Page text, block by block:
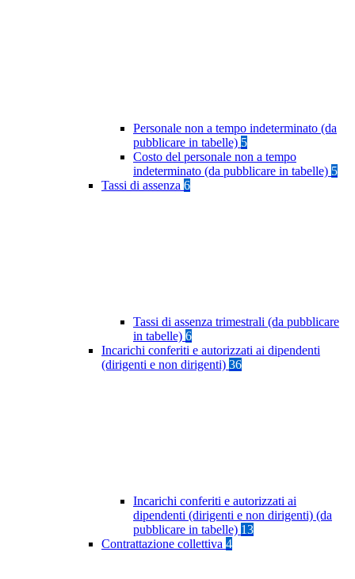
Personale non a tempo indeterminato (da
pubblicare in tabelle) 5
Costo del personale non a tempo
indeterminato (da pubblicare in tabelle) 5
Tassi di assenza 6
Tassi di assenza trimestrali (da pubblicare
in tabelle) 6
Incarichi conferiti e autorizzati ai dipendenti
(dirigenti e non dirigenti) 36
Incarichi conferiti e autorizzati ai
dipendenti (dirigenti e non dirigenti) (da
pubblicare in tabelle) 13
Contrattazione collettiva 4